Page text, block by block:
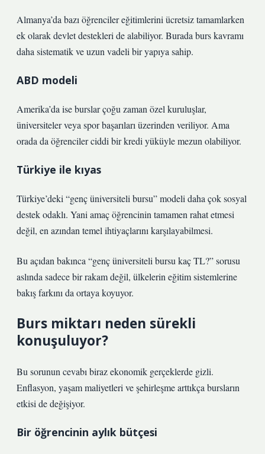
Almanya’da bazı öğrenciler eğitimlerini ücretsiz tamamlarken
ek olarak devlet destekleri de alabiliyor. Burada burs kavramı
daha sistematik ve uzun vadeli bir yapıya sahip.
ABD modeli
Amerika’da ise burslar çoğu zaman özel kuruluşlar,
üniversiteler veya spor başarıları üzerinden veriliyor. Ama
orada da öğrenciler ciddi bir kredi yüküyle mezun olabiliyor.
Türkiye ile kıyas
Türkiye’deki “genç üniversiteli bursu” modeli daha çok sosyal
destek odaklı. Yani amaç öğrencinin tamamen rahat etmesi
değil, en azından temel ihtiyaçlarını karşılayabilmesi.
Bu açıdan bakınca “genç üniversiteli bursu kaç TL?” sorusu
aslında sadece bir rakam değil, ülkelerin eğitim sistemlerine
bakış farkını da ortaya koyuyor.
Burs miktarı neden sürekli
konuşuluyor?
Bu sorunun cevabı biraz ekonomik gerçeklerde gizli.
Enflasyon, yaşam maliyetleri ve şehirleşme arttıkça bursların
etkisi de değişiyor.
Bir öğrencinin aylık bütçesi